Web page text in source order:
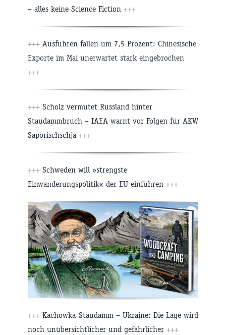
– alles keine Science Fiction +++
+++ Ausfuhren fallen um 7,5 Prozent: Chinesische
Exporte im Mai unerwartet stark eingebrochen
+++
+++ Scholz vermutet Russland hinter
Staudammbruch – IAEA warnt vor Folgen für AKW
Saporischschja +++
+++ Schweden will »strengste
Einwanderungspolitik« der EU einführen +++
+++ Kachowka-Staudamm – Ukraine: Die Lage wird
noch unübersichtlicher und gefährlicher +++